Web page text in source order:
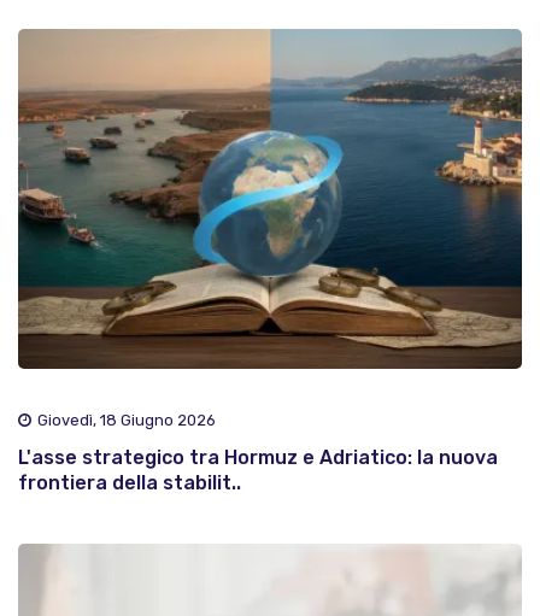
Giovedì, 18 Giugno 2026
L'asse strategico tra Hormuz e Adriatico: la nuova
frontiera della stabilit..